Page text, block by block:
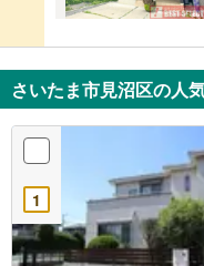
さいたま市見沼区の人
1